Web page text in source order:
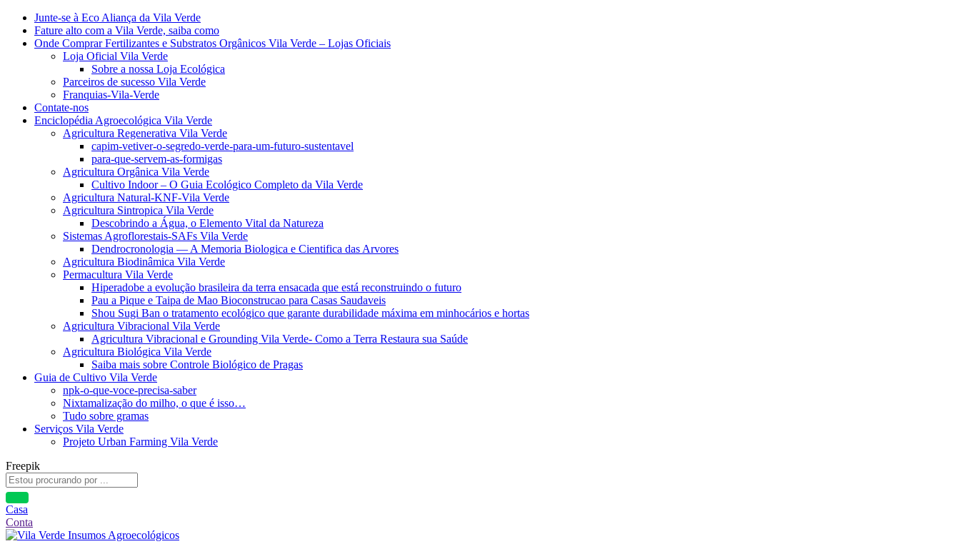
Junte-se à Eco Aliança da Vila Verde
Fature alto com a Vila Verde, saiba como
Onde Comprar Fertilizantes e Substratos Orgânicos Vila Verde – Lojas Oficiais
Loja Oficial Vila Verde
Sobre a nossa Loja Ecológica
Parceiros de sucesso Vila Verde
Franquias-Vila-Verde
Contate-nos
Enciclopédia Agroecológica Vila Verde
Agricultura Regenerativa Vila Verde
capim-vetiver-o-segredo-verde-para-um-futuro-sustentavel
para-que-servem-as-formigas
Agricultura Orgânica Vila Verde
Cultivo Indoor – O Guia Ecológico Completo da Vila Verde
Agricultura Natural-KNF-Vila Verde
Agricultura Sintropica Vila Verde
Descobrindo a Água, o Elemento Vital da Natureza
Sistemas Agroflorestais-SAFs Vila Verde
Dendrocronologia — A Memoria Biologica e Cientifica das Arvores
Agricultura Biodinâmica Vila Verde
Permacultura Vila Verde
Hiperadobe a evolução brasileira da terra ensacada que está reconstruindo o futuro
Pau a Pique e Taipa de Mao Bioconstrucao para Casas Saudaveis
Shou Sugi Ban o tratamento ecológico que garante durabilidade máxima em minhocários e hortas
Agricultura Vibracional Vila Verde
Agricultura Vibracional e Grounding Vila Verde- Como a Terra Restaura sua Saúde
Agricultura Biológica Vila Verde
Saiba mais sobre Controle Biológico de Pragas
Guia de Cultivo Vila Verde
npk-o-que-voce-precisa-saber
Nixtamalização do milho, o que é isso…
Tudo sobre gramas
Serviços Vila Verde
Projeto Urban Farming Vila Verde
Freepik
Casa
Conta